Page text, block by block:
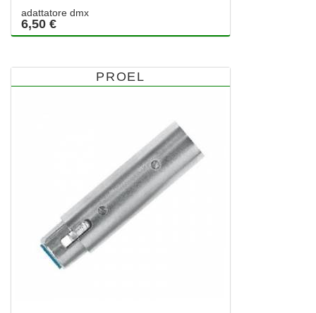
adattatore dmx
6,50 €
PROEL